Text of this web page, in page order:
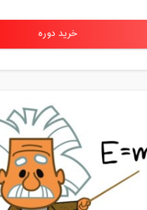
خرید دوره